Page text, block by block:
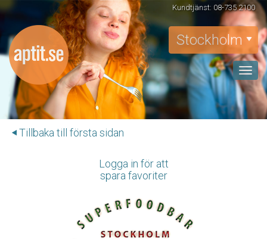
Kundtjänst: 08-735 2100
Stockholm
Toggle
Tillbaka till första sidan
Logga in för att
spara favoriter